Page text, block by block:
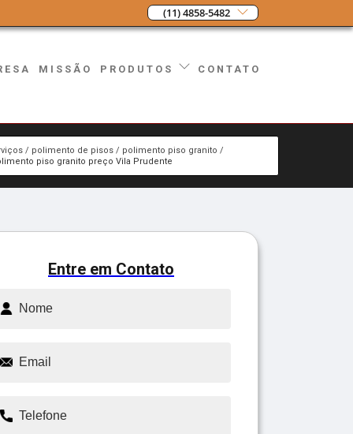
(11) 4858-5482
MISSÃO PRODUTOS CONTATO
polimento de pisos
polimento piso granito
piso granito preço Vila Prudente
Entre em Contato